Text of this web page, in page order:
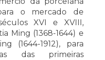
o mercado de
XVI e XVIII,
Ming (1368-1644) e
(1644-1912), para
das primeiras